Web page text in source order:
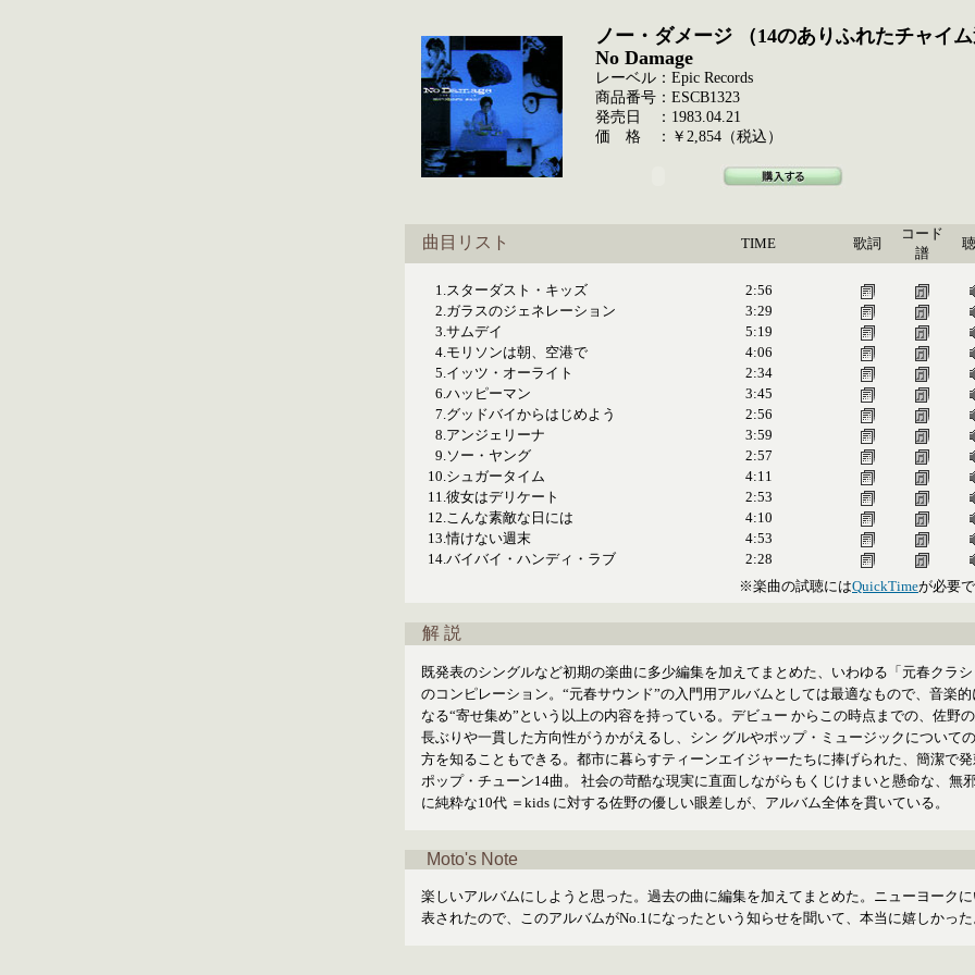
ノー・ダメージ （14のありふれたチャイム
No Damage
レーベル：Epic Records
商品番号：ESCB1323
発売日 ：1983.04.21
価 格 ：￥2,854（税込）
曲目リスト TIME 歌詞
コード
譜
1.スターダスト・キッズ
2:56
2.ガラスのジェネレーション
3:29
3.サムデイ
5:19
4.モリソンは朝、空港で
4:06
5.イッツ・オーライト
2:34
6.ハッピーマン
3:45
7.グッドバイからはじめよう
2:56
8.アンジェリーナ
3:59
9.ソー・ヤング
2:57
10.シュガータイム
4:11
11.彼女はデリケート
2:53
12.こんな素敵な日には
4:10
13.情けない週末
4:53
14.バイバイ・ハンディ・ラブ
2:28
※楽曲の試聴にはQuickTimeが必要で
解 説
既発表のシングルなど初期の楽曲に多少編集を加えてまとめた、いわゆる「元春クラシ
のコンピレーション。“元春サウンド”の入門用アルバムとしては最適なもので、音楽
なる“寄せ集め”という以上の内容を持っている。デビュー からこの時点までの、佐野
長ぶりや一貫した方向性がうかがえるし、シン グルやポップ・ミュージックについて
方を知ることもできる。都市に暮らすティーンエイジャーたちに捧げられた、簡潔で
ポップ・チューン14曲。 社会の苛酷な現実に直面しながらもくじけまいと懸命な、無
に純粋な10代 ＝kids に対する佐野の優しい眼差しが、アルバム全体を貫いている。
Moto's Note
楽しいアルバムにしようと思った。過去の曲に編集を加えてまとめた。ニューヨーク
表されたので、このアルバムがNo.1になったという知らせを聞いて、本当に嬉しかった